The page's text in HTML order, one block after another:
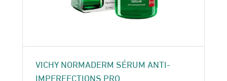
VICHY NORMADERM SÉRUM ANTI-
IMPERFECTIONS PRO ..